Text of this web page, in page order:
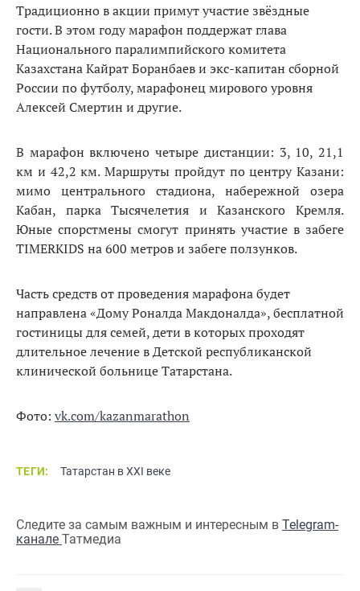
Традиционно в акции примут участие звёздные
гости. В этом году марафон поддержат глава
Национального паралимпийского комитета
Казахстана Кайрат Боранбаев и экс-капитан сборной
России по футболу, марафонец мирового уровня
Алексей Смертин и другие.
В марафон включено четыре дистанции: 3, 10, 21,1
км и 42,2 км. Маршруты пройдут по центру Казани:
мимо центрального стадиона, набережной озера
Кабан, парка Тысячелетия и Казанского Кремля.
Юные спорстмены смогут принять участие в забеге
TIMERKIDS на 600 метров и забеге ползунков.
Часть средств от проведения марафона будет
направлена «Дому Роналда Макдоналда», бесплатной
гостиницы для семей, дети в которых проходят
длительное лечение в Детской республиканской
клинической больнице Татарстана.
Фото: vk.com/kazanmarathon
ТЕГИ: Татарстан в XXI веке
Следите за самым важным и интересным в Telegram-
канале Татмедиа